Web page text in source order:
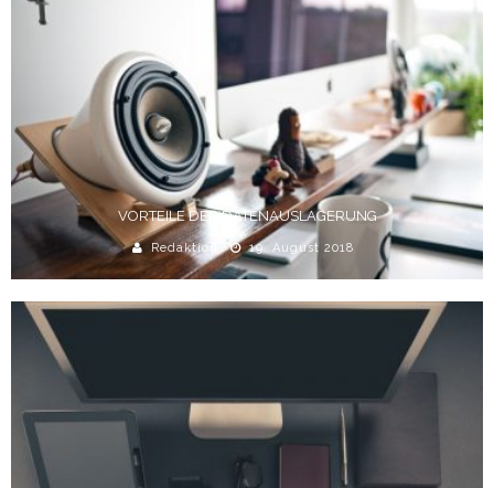
VORTEILE DER DATENAUSLAGERUNG
Redaktion 19. August 2018